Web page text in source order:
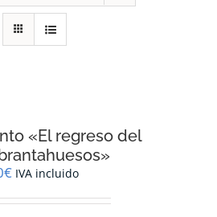
«El regreso del
€ IVA incluido